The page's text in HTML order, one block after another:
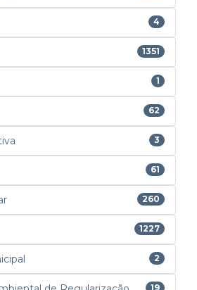
4
1351
1
62
3
61
260
1227
2
19